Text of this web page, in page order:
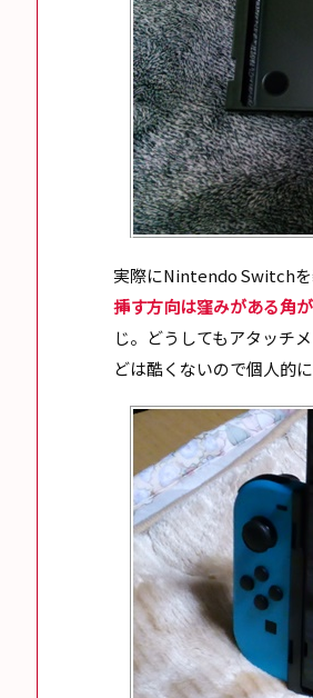
実際にNintendo Switchを
挿す方向は窪みがある角
じ。どうしてもアタッチ
どは酷くないので個人的